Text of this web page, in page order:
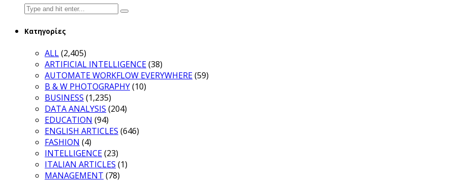
Search
for:
Κατηγορίες
ALL(2,405)
ARTIFICIAL INTELLIGENCE(38)
AUTOMATE WORKFLOW EVERYWHERE(59)
B & W PHOTOGRAPHY(10)
BUSINESS (1,235)
DATA ANALYSIS (204)
EDUCATION (94)
ENGLISH ARTICLES (646)
FASHION (4)
INTELLIGENCE(23)
ITALIAN ARTICLES (1)
MANAGEMENT (78)